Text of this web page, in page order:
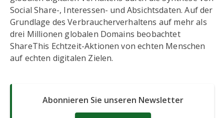
Social Share-, Interessen- und Absichtsdaten. Auf der
Grundlage des Verbraucherverhaltens auf mehr als
drei Millionen globalen Domains beobachtet
ShareThis Echtzeit-Aktionen von echten Menschen
auf echten digitalen Zielen.
Abonnieren Sie unseren Newsletter